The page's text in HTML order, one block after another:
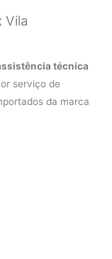
Vila
técnica
serviço de
da marca